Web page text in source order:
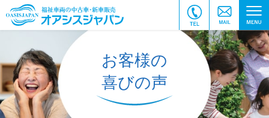
お客様の
喜びの声